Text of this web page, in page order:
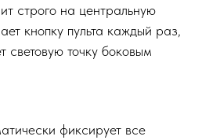
строго на центральную
кнопку пульта каждый раз,
световую точку боковым
фиксирует все